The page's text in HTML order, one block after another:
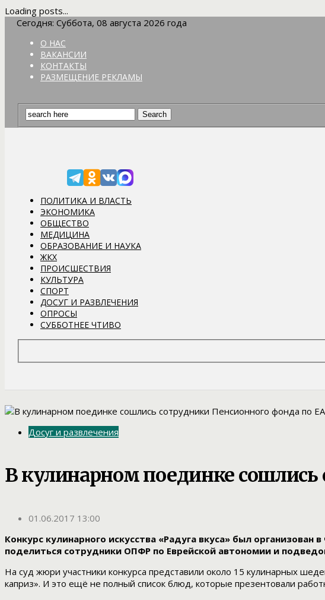
Loading posts...
Сегодня: Суббота, 08 августа 2026 года
О НАС
ВАКАНСИИ
КОНТАКТЫ
РАЗМЕЩЕНИЕ РЕКЛАМЫ
ПОЛИТИКА И ВЛАСТЬ
ЭКОНОМИКА
ОБЩЕСТВО
МЕДИЦИНА
ОБРАЗОВАНИЕ И НАУКА
ЖКХ
ПРОИСШЕСТВИЯ
КУЛЬТУРА
СПОРТ
ДОСУГ И РАЗВЛЕЧЕНИЯ
ОПРОСЫ
СУББОТНЕЕ ЧТИВО
Досуг и развлечения
В кулинарном поединке
01.06.2017 13:00
Конкурс кулинарного искусства «Радуга вкуса» был
поделиться сотрудники ОПФР по Еврейской автономии и
На суд жюри участники конкурса представили около 15 кулинарных
каприз». И это ещё не полный список блюд, которые презентовали